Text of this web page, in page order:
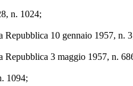
n. 1024;
Repubblica 10 gennaio 1957, n.
Repubblica 3 maggio 1957, n.
1094;